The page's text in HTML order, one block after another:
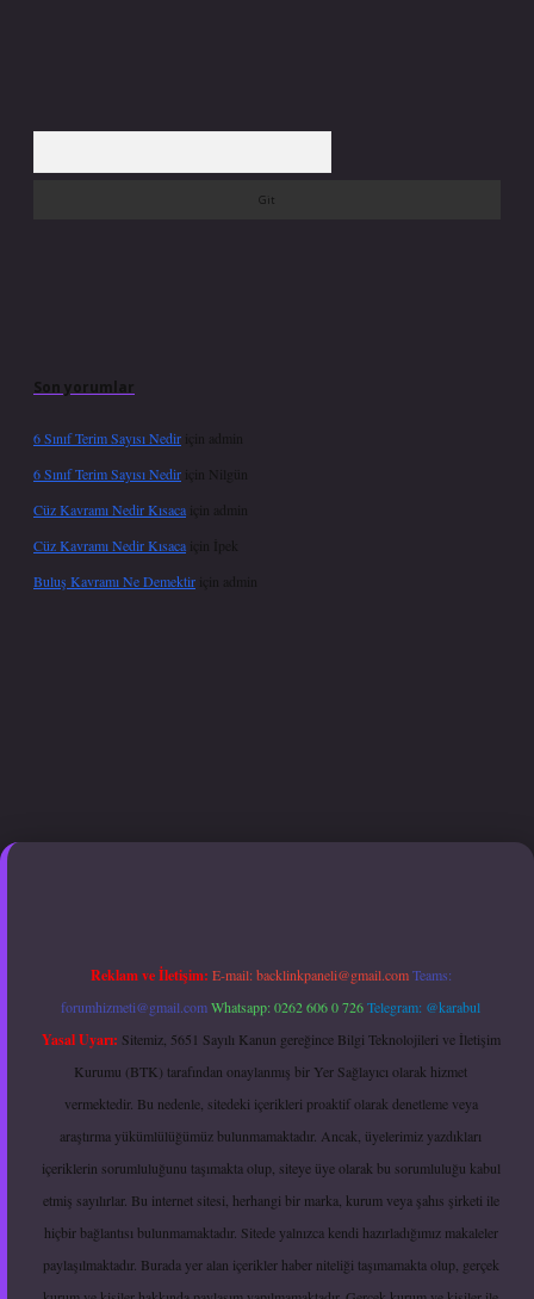
Son yorumlar
6 Sınıf Terim Sayısı Nedir için
admin
6 Sınıf Terim Sayısı Nedir için Nilgün
Cüz Kavramı Nedir Kısaca için
admin
Cüz Kavramı Nedir Kısaca için İpek
Buluş Kavramı Ne Demektir için admin
hiltonbet güncel giriş
Reklam ve İletişim: E-mail:backlinkpaneli@gmail.com Teams:
forumhizmeti@gmail.comWhatsapp: 0262 606 0 726Telegram: @karabul
Yasal Uyarı: Sitemiz, 5651 Sayılı Kanun gereğince Bilgi Teknolojileri ve İletişim
Kurumu (BTK) tarafından onaylanmış bir Yer Sağlayıcı olarak hizmet
vermektedir. Bu nedenle, sitedeki içerikleri proaktif olarak denetleme veya
araştırma yükümlülüğümüz bulunmamaktadır. Ancak, üyelerimiz yazdıkları
içeriklerin sorumluluğunu taşımakta olup, siteye üye olarak bu sorumluluğu kabul
etmiş sayılırlar. Bu internet sitesi, herhangi bir marka, kurum veya şahıs şirketi ile
hiçbir bağlantısı bulunmamaktadır. Sitede yalnızca kendi hazırladığımız makaleler
paylaşılmaktadır. Burada yer alan içerikler haber niteliği taşımamakta olup, gerçek